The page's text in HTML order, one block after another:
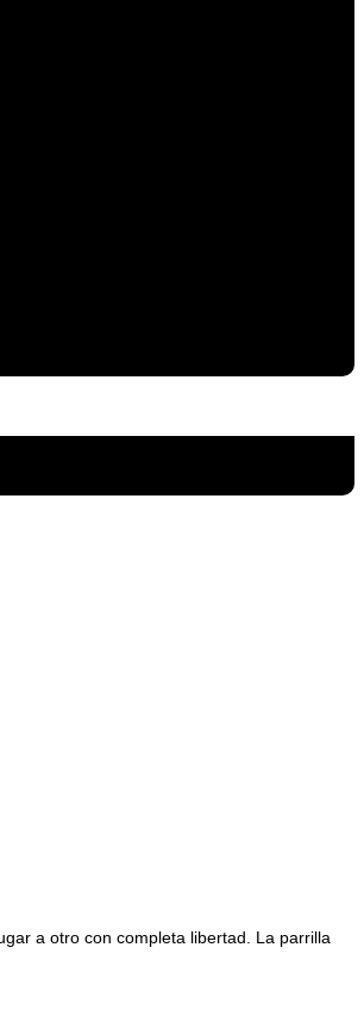
a otro con completa libertad. La parrilla